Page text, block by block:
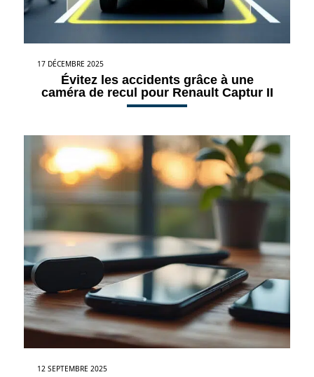
17 DÉCEMBRE 2025
Évitez les accidents grâce à une
caméra de recul pour Renault Captur II
12 SEPTEMBRE 2025